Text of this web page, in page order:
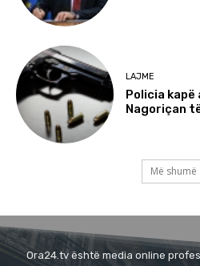
LAJME
Policia
Nagoriçan
Më shumë
Ora24.tv është media online